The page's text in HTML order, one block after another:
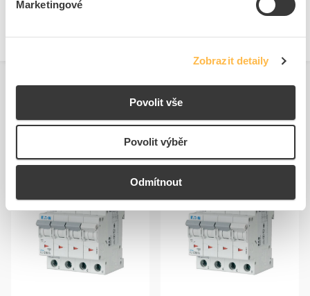
Marketingové
Zobrazit detaily
Povolit vše
Povolit výběr
Odmítnout
ABB s.r.o.
Podobné produkty